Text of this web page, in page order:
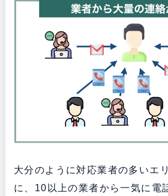
大分のように対応業者の多いエ
に、10以上の業者から一気に電